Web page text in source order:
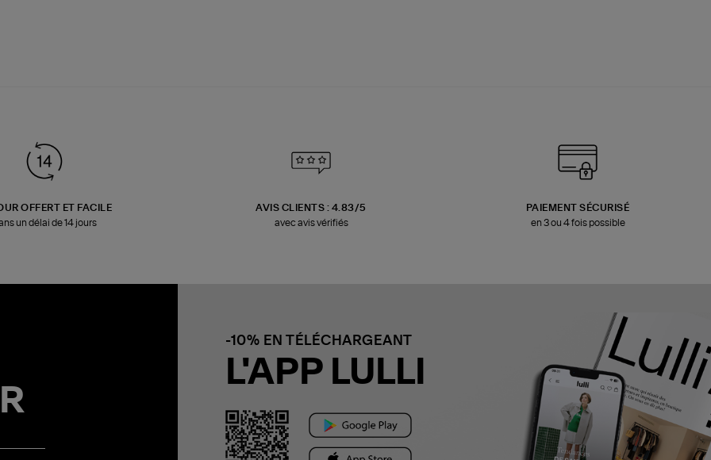
OFFERT ET FACILE
un délai de 14 jours
AVIS CLIENTS : 4.83/5
avec avis vérifiés
PAIEMENT SÉCURISÉ
en 3 ou 4 fois possible
-10% EN TÉLÉCHARGEANT
L'APP LULLI